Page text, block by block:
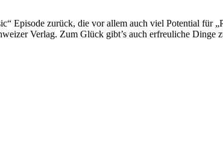
Episode zurück, die vor allem auch viel Potential für
Verlag. Zum Glück gibt’s auch erfreuliche Dinge